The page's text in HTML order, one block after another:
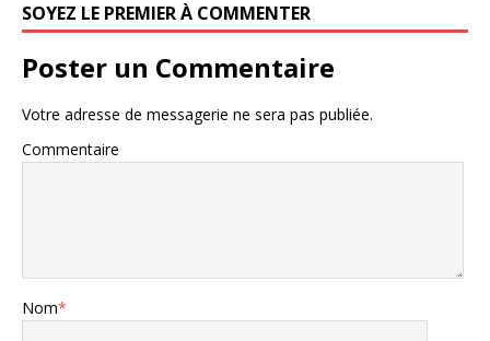
SOYEZ LE PREMIER À COMMENTER
Poster un Commentaire
Votre adresse de messagerie ne sera pas publiée.
Commentaire
Nom*